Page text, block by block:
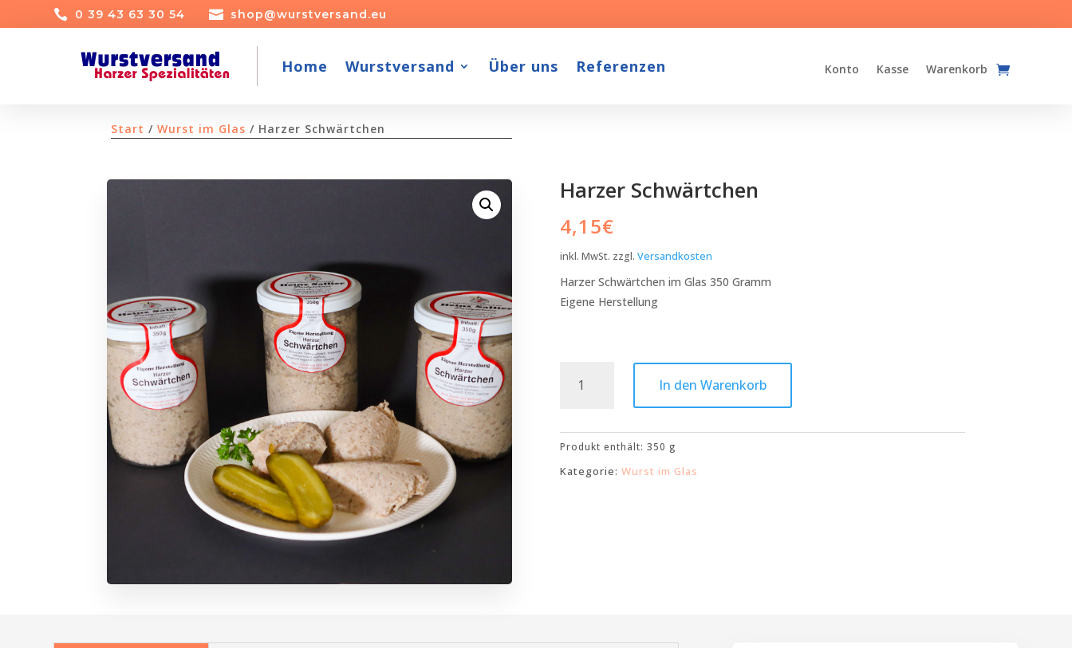
 0 39 43 63 30 54  shop@wurstversand.eu
Home Wurstversand Über uns Referenzen Konto Kasse Warenkorb
Start /Wurst im Glas / Harzer Schwärtchen
Harzer Schwärtchen
4,15€
inkl. MwSt. zzgl. Versandkosten
Harzer Schwärtchen im Glas 350 Gramm
Eigene Herstellung
Schwärtchen
In den Warenkorb
Produkt enthält: 350 g
Kategorie: Wurst im Glas